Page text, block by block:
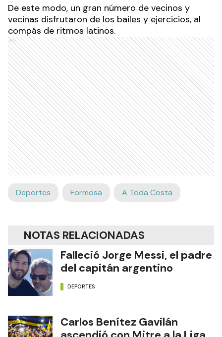
De este modo, un gran número de vecinos y
vecinas disfrutaron de los bailes y ejercicios, al
compás de ritmos latinos.
Ads
Deportes Formosa A Toda Costa
NOTAS RELACIONADAS
Falleció Jorge Messi, el padre
del capitán argentino
DEPORTES
Carlos Benítez Gavilán